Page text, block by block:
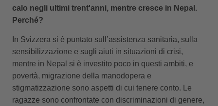
calo negli ultimi trent'anni, mentre cresce in Nepal.
Perché?
In Svizzera si è puntato sull’assistenza sanitaria, sulla
sensibilizzazione e sugli aiuti in situazioni di crisi,
mentre in Nepal si è investito poco in questi ambiti, e
povertà, migrazione della manodopera e
stigmatizzazione sono aspetti di cui tenere conto. Le
ragazze sono confrontate con discriminazioni di genere,